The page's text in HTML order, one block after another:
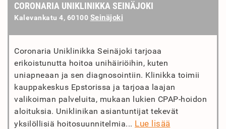
CORONARIA UNIKLINIKKA SEINÄJOKI
Kalevankatu 4, 60100 Seinäjoki
Coronaria Uniklinikka Seinäjoki tarjoaa
erikoistunutta hoitoa unihäiriöihin, kuten
uniapneaan ja sen diagnosointiin. Klinikka toimii
kauppakeskus Epstorissa ja tarjoaa laajan
valikoiman palveluita, mukaan lukien CPAP-hoidon
aloituksia. Uniklinikan asiantuntijat tekevät
yksilöllisiä hoitosuunnitelmia... Lue lisää